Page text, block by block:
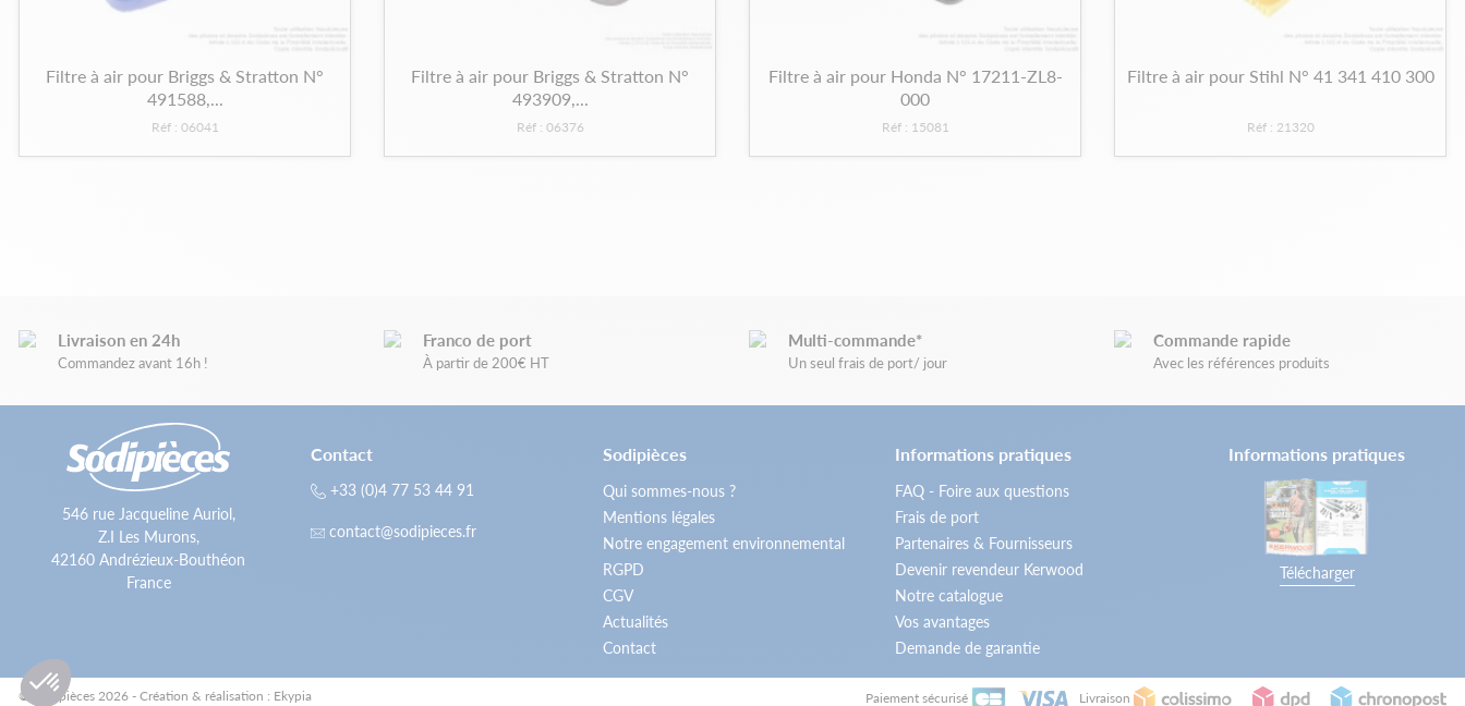
Filtre à air pour Briggs & Stratton N°
491588,...
Réf : 06041
Filtre à air pour Briggs & Stratton N°
493909,...
Réf : 06376
Filtre à air pour Honda N° 17211-ZL8-
000
Réf : 15081
Filtre à air pour Stihl N° 41 341 410 300
Réf : 21320
Livraison en 24h
Commandez avant 16h !
Franco de port
À partir de 200€ HT
Multi-commande*
Un seul frais de port/ jour
Commande rapide
Avec les références produits
546 rue Jacqueline Auriol,
Z.I Les Murons,
42160 Andrézieux-Bouthéon
France
Contact
+33 (0)4 77 53 44 91
contact@sodipieces.fr
Sodipièces
Qui sommes-nous ?
Mentions légales
Notre engagement environnemental
RGPD
CGV
Actualités
Contact
Informations pratiques
FAQ - Foire aux questions
Frais de port
Partenaires & Fournisseurs
Devenir revendeur Kerwood
Notre catalogue
Vos avantages
Demande de garantie
Informations pratiques
Télécharger
© Sodipièces 2026 - Création & réalisation : Ekypia Paiement sécurisé Livraison